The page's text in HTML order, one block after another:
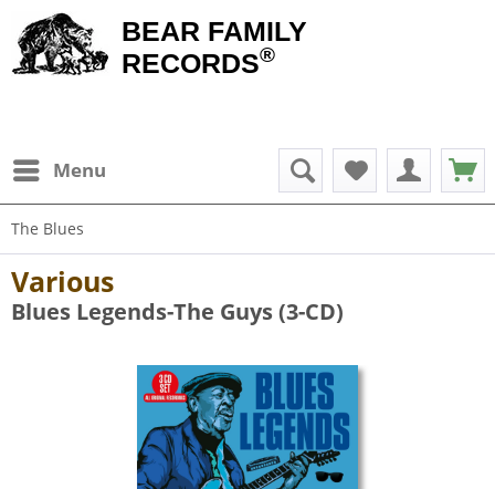
BEAR FAMILY
RECORDS®
Menu
The Blues
Various
Blues Legends-The Guys (3-CD)